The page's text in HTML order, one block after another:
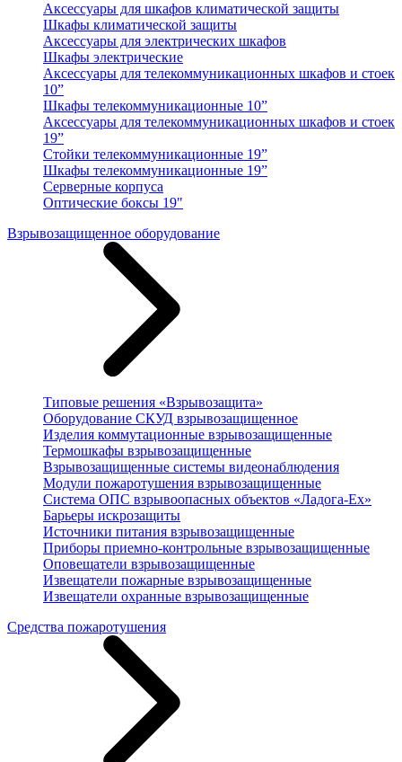
Аксессуары для шкафов климатической защиты
Шкафы климатической защиты
Аксессуары для электрических шкафов
Шкафы электрические
Аксессуары для телекоммуникационных шкафов и стоек
10”
Шкафы телекоммуникационные 10”
Аксессуары для телекоммуникационных шкафов и стоек
19”
Стойки телекоммуникационные 19”
Шкафы телекоммуникационные 19”
Серверные корпуса
Оптические боксы 19"
Взрывозащищенное оборудование
Типовые решения «Взрывозащита»
Оборудование СКУД взрывозащищенное
Изделия коммутационные взрывозащищенные
Термошкафы взрывозащищенные
Взрывозащищенные системы видеонаблюдения
Модули пожаротушения взрывозащищенные
Система ОПС взрывоопасных объектов «Ладога-Ex»
Барьеры искрозащиты
Источники питания взрывозащищенные
Приборы приемно-контрольные взрывозащищенные
Оповещатели взрывозащищенные
Извещатели пожарные взрывозащищенные
Извещатели охранные взрывозащищенные
Средства пожаротушения